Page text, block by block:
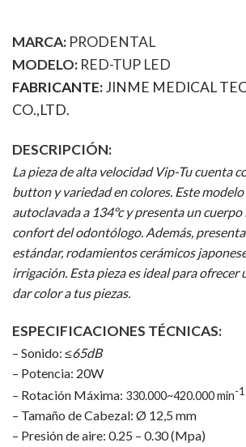
MARCA: PRODENTAL
MODELO: RED-TUP LED
FABRICANTE:JINME MEDICAL
CO.,LTD.
DESCRIPCIÓN:
La pieza de alta velocidad Vip-Tu cuenta
button y variedad en colores. Este modelo
autoclavada a 134ºc y presenta un
confort del odontólogo. Además,
estándar, rodamientos cerámicos
irrigación. Esta pieza es ideal para
dar color a tus piezas.
ESPECIFICACIONES TÉCNICAS:
– Sonido: ≤65dB
– Potencia: 20W
– Rotación Máxima: 330.000~420.000 min-1
– Tamaño de Cabezal: Ø 12,5 mm
– Presión de aire: 0.25 – 0.30 (Mpa)